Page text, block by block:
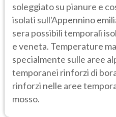
soleggiato su pianure e
isolati sull'Appennino
sera possibili temporali
e veneta. Temperature
specialmente sulle aree
temporanei rinforzi di
rinforzi nelle aree
mosso.